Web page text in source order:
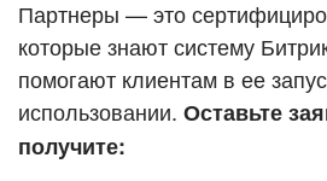
ВХОД
ВХОД
Смотреть
Партнеры — это
которые знают систему
помогают клиентам в ее
использовании. Оставьте
получите: